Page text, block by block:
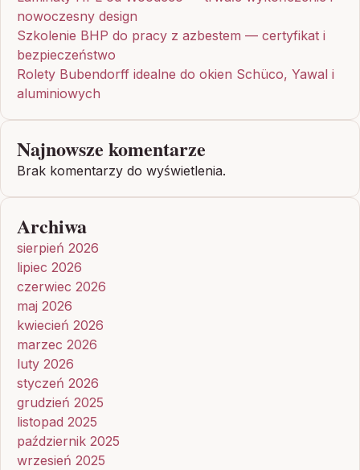
nowoczesny design
Szkolenie BHP do pracy z azbestem — certyfikat i
bezpieczeństwo
Rolety Bubendorff idealne do okien Schüco, Yawal i
aluminiowych
Najnowsze komentarze
Brak komentarzy do wyświetlenia.
Archiwa
sierpień 2026
lipiec 2026
czerwiec 2026
maj 2026
kwiecień 2026
marzec 2026
luty 2026
styczeń 2026
grudzień 2025
listopad 2025
październik 2025
wrzesień 2025